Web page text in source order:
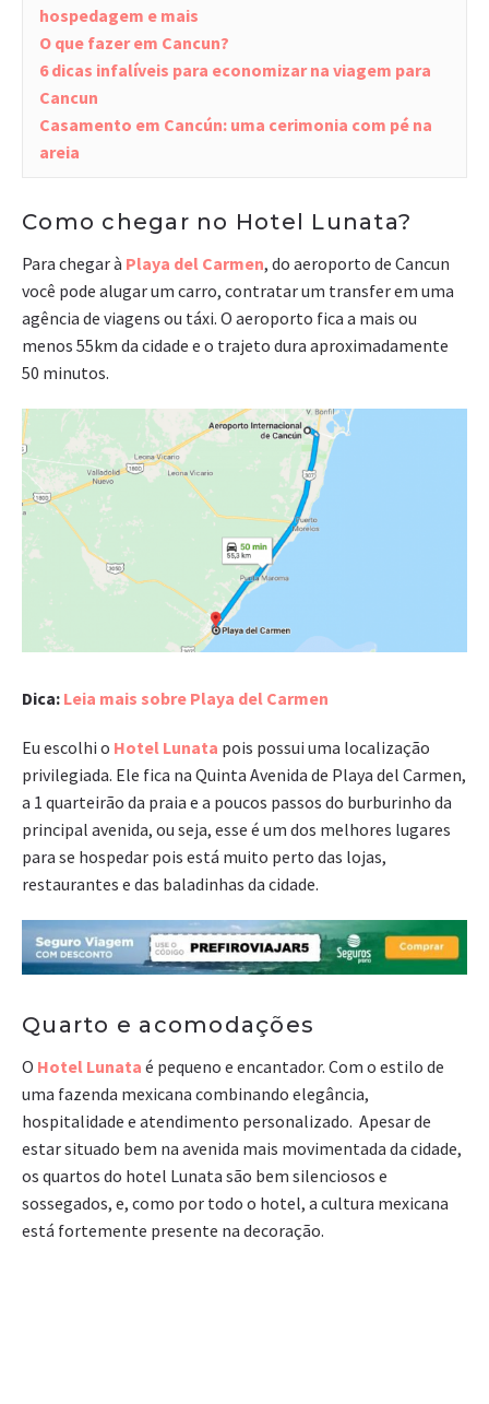
hospedagem e mais
O que fazer em Cancun?
6 dicas infalíveis para economizar na viagem para
Cancun
Casamento em Cancún: uma cerimonia com pé na
areia
Como chegar no Hotel Lunata?
Para chegar à Playa del Carmen, do aeroporto de Cancun
você pode alugar um carro, contratar um transfer em uma
agência de viagens ou táxi. O aeroporto fica a mais ou
menos 55km da cidade e o trajeto dura aproximadamente
50 minutos.
Dica: Leia mais sobre Playa del Carmen
Eu escolhi o Hotel Lunata pois possui uma localização
privilegiada. Ele fica na Quinta Avenida de Playa del Carmen,
a 1 quarteirão da praia e a poucos passos do burburinho da
principal avenida, ou seja, esse é um dos melhores lugares
para se hospedar pois está muito perto das lojas,
restaurantes e das baladinhas da cidade.
Quarto e acomodações
O Hotel Lunata é pequeno e encantador. Com o estilo de
uma fazenda mexicana combinando elegância,
hospitalidade e atendimento personalizado. Apesar de
estar situado bem na avenida mais movimentada da cidade,
os quartos do hotel Lunata são bem silenciosos e
sossegados, e, como por todo o hotel, a cultura mexicana
está fortemente presente na decoração.